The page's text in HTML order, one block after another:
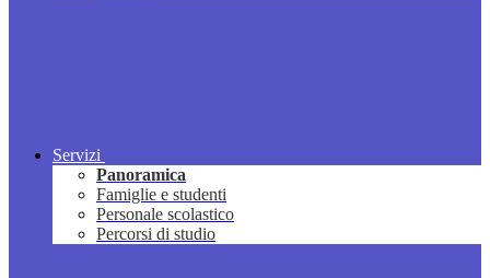
Servizi
Panoramica
Famiglie e studenti
Personale scolastico
Percorsi di studio